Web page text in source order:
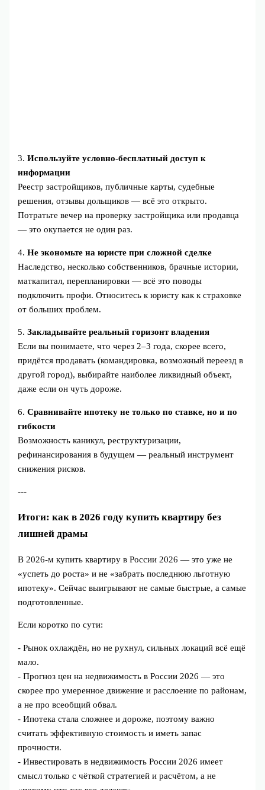
3.Используйте условно-бесплатный доступ к
информации
Реестр застройщиков, публичные карты, судебные
решения, отзывы дольщиков — всё это открыто.
Потратьте вечер на проверку застройщика или продавца
— это окупается не один раз.
4.Не экономьте на юристе при сложной сделке
Наследство, несколько собственников, брачные истории,
маткапитал, перепланировки — всё это поводы
подключить профи. Относитесь к юристу как к страховке
от больших проблем.
5.Закладывайте реальный горизонт владения
Если вы понимаете, что через 2–3 года, скорее всего,
придётся продавать (командировка, возможный переезд в
другой город), выбирайте наиболее ликвидный объект,
даже если он чуть дороже.
6.Сравнивайте ипотеку не только по ставке, но и по
гибкости
Возможность каникул, реструктуризации,
рефинансирования в будущем — реальный инструмент
снижения рисков.
---
Итоги: как в 2026 году купить квартиру без
лишней драмы
В 2026-м купить квартиру в России 2026 — это уже не
«успеть до роста» и не «забрать последнюю льготную
ипотеку». Сейчас выигрывают не самые быстрые, а самые
подготовленные.
Если коротко по сути:
- Рынок охлаждён, но не рухнул, сильных локаций всё ещё
мало.
- Прогноз цен на недвижимость в России 2026 — это
скорее про умеренное движение и расслоение по районам,
а не про всеобщий обвал.
- Ипотека стала сложнее и дороже, поэтому важно
считать эффективную стоимость и иметь запас
прочности.
- Инвестировать в недвижимость России 2026 имеет
смысл только с чёткой стратегией и расчётом, а не